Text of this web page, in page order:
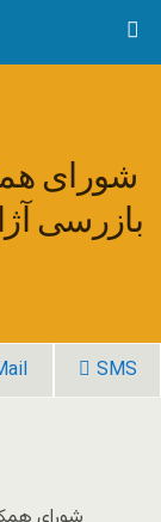
شورای
بازرسی
SMS